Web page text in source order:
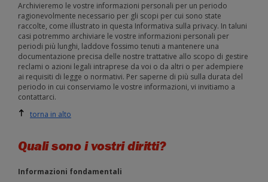
Archivieremo le vostre informazioni personali per un periodo
ragionevolmente necessario per gli scopi per cui sono state
raccolte, come illustrato in questa Informativa sulla privacy. In taluni
casi potremmo archiviare le vostre informazioni personali per
periodi più lunghi, laddove fossimo tenuti a mantenere una
documentazione precisa delle nostre trattative allo scopo di gestire
reclami o azioni legali intraprese da voi o da altri o per adempiere
ai requisiti di legge o normativi. Per saperne di più sulla durata del
periodo in cui conserviamo le vostre informazioni, vi invitiamo a
contattarci.
torna in alto
Quali sono i vostri diritti?
Informazioni fondamentali